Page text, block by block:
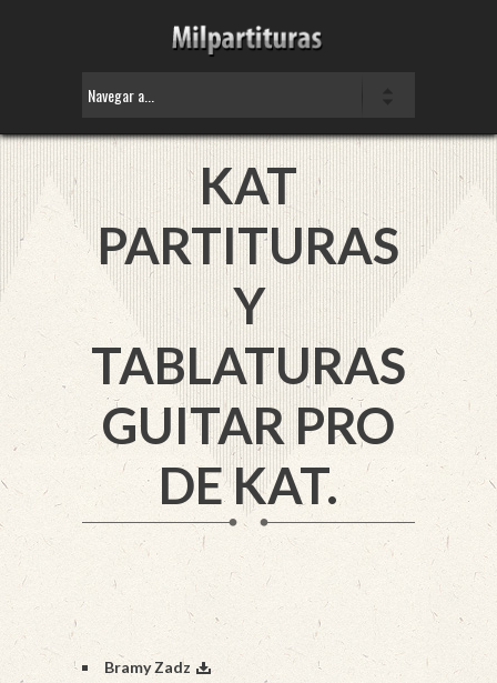
KAT
PARTITURAS
Y
TABLATURAS
GUITAR PRO
DE KAT.
Bramy Zadz